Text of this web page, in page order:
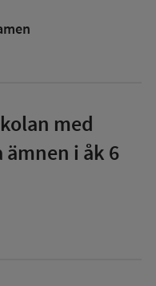
med
i åk 6